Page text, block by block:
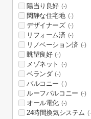
陽当り良好 (-)
閑静な住宅地 (-)
デザイナーズ (-)
リフォーム済 (-)
リノベーション済 (-)
眺望良好 (-)
メゾネット (-)
ベランダ (-)
バルコニー (-)
ルーフバルコニー (-)
オール電化 (-)
24時間換気システム